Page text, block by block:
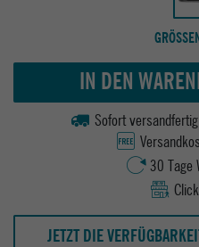
IN DEN
Sofort
30 Tage
JETZT DIE